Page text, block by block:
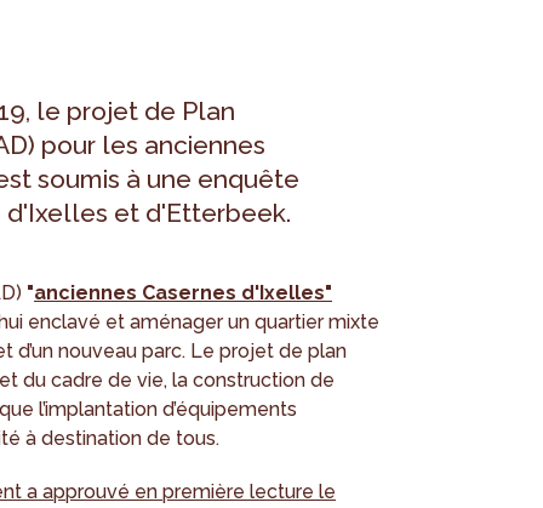
le projet de Plan
pour les anciennes
soumis à une enquête
et d'Etterbeek.
"anciennes Casernes d'Ixelles"
enclavé et aménager un quartier mixte
d’un nouveau parc. Le projet de plan
du cadre de vie, la construction de
l’implantation d’équipements
à destination de tous.
a approuvé en première lecture le